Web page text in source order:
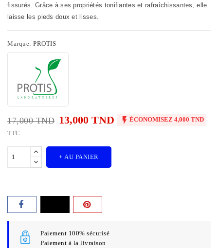
fissurés. Grâce à ses propriétés tonifiantes et rafraîchissantes, elle
laisse les pieds doux et lisses.
Marque: PROTIS
17,000 TND 13,000 TND  ÉCONOMISEZ 4,000 TND
TTC
+ AU PANIER
Paiement 100% sécurisé
Paiement à la livraison